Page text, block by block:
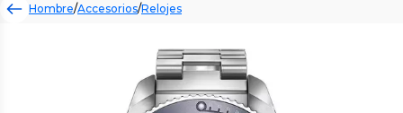
Hombre/Accesorios/Relojes